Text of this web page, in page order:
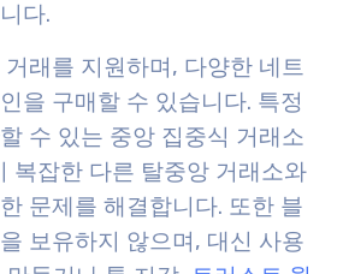
다.
래를 지원하며, 다양한 네트
을 구매할 수 있습니다. 특정
수 있는 중앙 집중식 거래소
복잡한 다른 탈중앙 거래소와
문제를 해결합니다. 또한 블
보유하지 않으며, 대신 사용